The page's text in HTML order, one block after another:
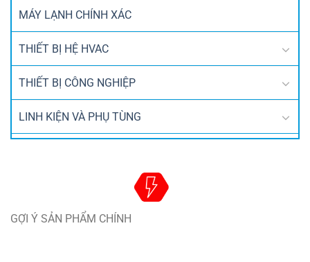
MÁY LẠNH CHÍNH XÁC
THIẾT BỊ HỆ HVAC
THIẾT BỊ CÔNG NGHIỆP
LINH KIỆN VÀ PHỤ TÙNG
GỢI Ý SẢN PHẨM CHÍNH